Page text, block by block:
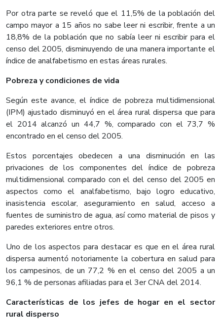
Por otra parte se reveló que el 11,5% de la población del
campo mayor a 15 años no sabe leer ni escribir, frente a un
18,8% de la población que no sabía leer ni escribir para el
censo del 2005, disminuyendo de una manera importante el
índice de analfabetismo en estas áreas rurales.
Pobreza y condiciones de vida
Según este avance, el índice de pobreza multidimensional
(IPM) ajustado disminuyó en el área rural dispersa que para
el 2014 alcanzó un 44,7 %, comparado con el 73,7 %
encontrado en el censo del 2005.
Estos porcentajes obedecen a una disminución en las
privaciones de los componentes del índice de pobreza
multidimensional comparado con el del censo del 2005 en
aspectos como el analfabetismo, bajo logro educativo,
inasistencia escolar, aseguramiento en salud, acceso a
fuentes de suministro de agua, así como material de pisos y
paredes exteriores entre otros.
Uno de los aspectos para destacar es que en el área rural
dispersa aumentó notoriamente la cobertura en salud para
los campesinos, de un 77,2 % en el censo del 2005 a un
96,1 % de personas afiliadas para el 3er CNA del 2014.
Características de los jefes de hogar en el sector
rural disperso